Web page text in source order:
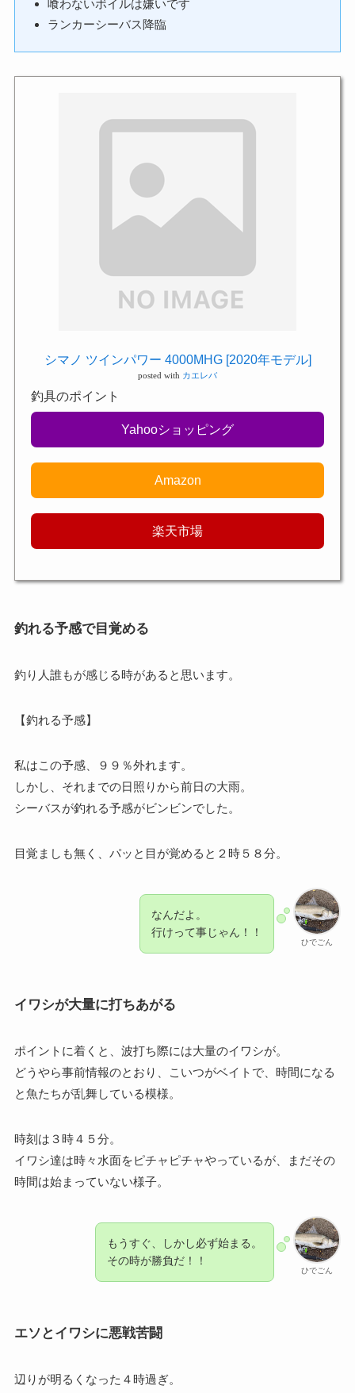
喰わないボイルは嫌いです
ランカーシーバス降臨
シマノ ツインパワー 4000MHG [2020年モデル]
posted with カエレバ
釣具のポイント
Yahooショッピング
Amazon
楽天市場
釣れる予感で目覚める
釣り人誰もが感じる時があると思います。
【釣れる予感】
私はこの予感、９９％外れます。
しかし、それまでの日照りから前日の大雨。
シーバスが釣れる予感がビンビンでした。
目覚ましも無く、パッと目が覚めると２時５８分。
ひでごん
なんだよ。
行けって事じゃん！！
イワシが大量に打ちあがる
ポイントに着くと、波打ち際には大量のイワシが。
どうやら事前情報のとおり、こいつがベイトで、時間になる
と魚たちが乱舞している模様。
時刻は３時４５分。
イワシ達は時々水面をピチャピチャやっているが、まだその
時間は始まっていない様子。
ひでごん
もうすぐ、しかし必ず始まる。
その時が勝負だ！！
エソとイワシに悪戦苦闘
辺りが明るくなった４時過ぎ。